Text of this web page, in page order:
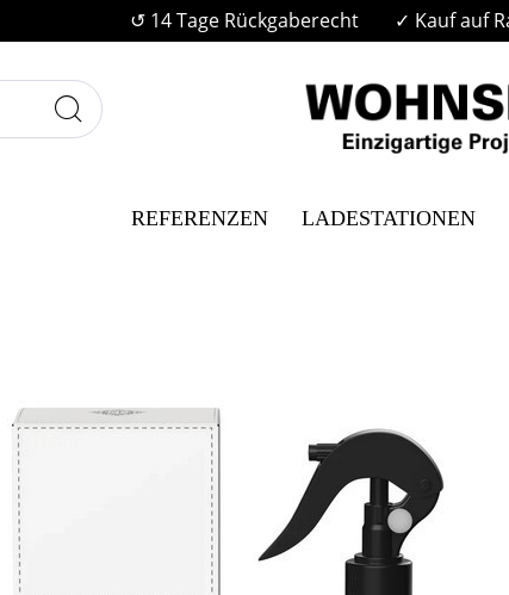
↺ 14 Tage Rückgaberecht ✓ Kauf auf
REFERENZEN LADESTATIONEN